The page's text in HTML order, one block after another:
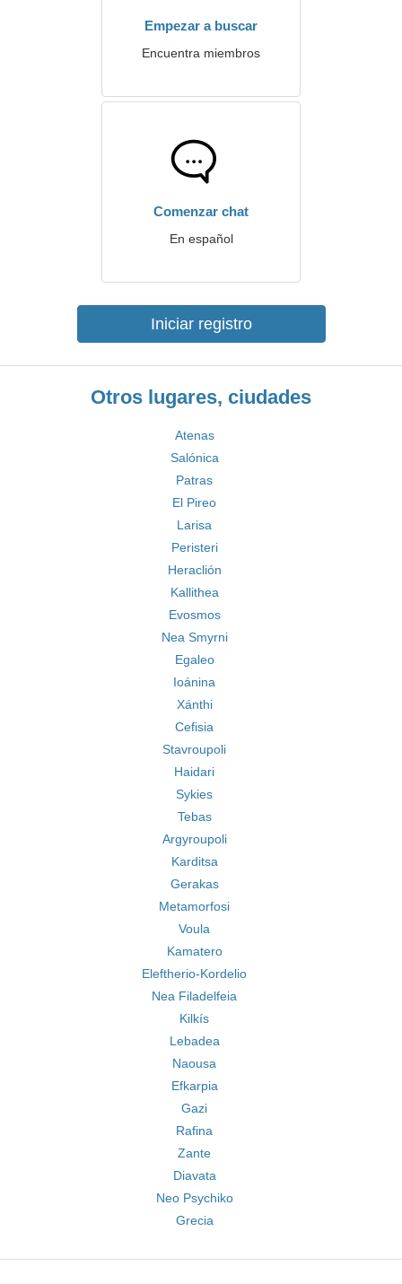
Empezar a buscar
Encuentra miembros
Comenzar chat
En español
Iniciar registro
Otros lugares, ciudades
Atenas
Salónica
Patras
El Pireo
Larisa
Peristeri
Heraclión
Kallithea
Evosmos
Nea Smyrni
Egaleo
Ioánina
Xánthi
Cefisia
Stavroupoli
Haidari
Sykies
Tebas
Argyroupoli
Karditsa
Gerakas
Metamorfosi
Voula
Kamatero
Eleftherio-Kordelio
Nea Filadelfeia
Kilkís
Lebadea
Naousa
Efkarpia
Gazi
Rafina
Zante
Diavata
Neo Psychiko
Grecia